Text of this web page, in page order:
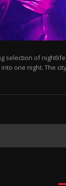
selection of
one night. The